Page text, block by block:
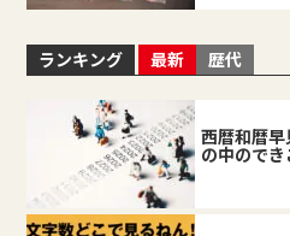
ランキング 最新 歴代
西暦和暦
の中ので